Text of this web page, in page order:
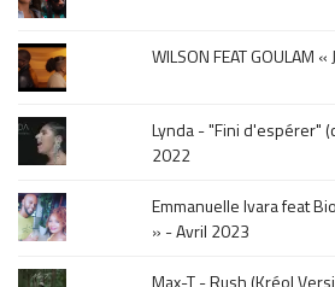
WILSON FEAT GOULAM
Lynda - "Fini d'espérer"
2022
Emmanuelle Ivara feat
» - Avril 2023
Max-T - Rush (Kréol